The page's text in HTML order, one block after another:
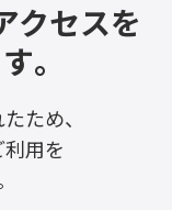
クセスを
。
ため、
用を